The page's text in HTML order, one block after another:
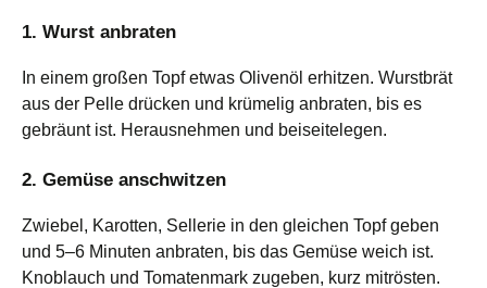
1. Wurst anbraten
In einem großen Topf etwas Olivenöl erhitzen. Wurstbrät
aus der Pelle drücken und krümelig anbraten, bis es
gebräunt ist. Herausnehmen und beiseitelegen.
2. Gemüse anschwitzen
Zwiebel, Karotten, Sellerie in den gleichen Topf geben
und 5–6 Minuten anbraten, bis das Gemüse weich ist.
Knoblauch und Tomatenmark zugeben, kurz mitrösten.